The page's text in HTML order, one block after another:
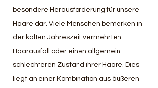
besondere Herausforderung für unsere
Haare dar. Viele Menschen bemerken in
der kalten Jahreszeit vermehrten
Haarausfall oder einen allgemein
schlechteren Zustand ihrer Haare. Dies
liegt an einer Kombination aus äußeren